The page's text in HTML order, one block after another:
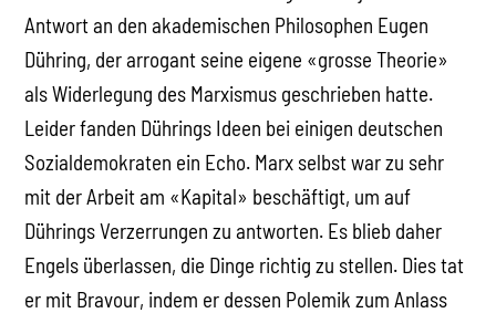
Antwort an den akademischen Philosophen Eugen
Dühring, der arrogant seine eigene «grosse Theorie»
als Widerlegung des Marxismus geschrieben hatte.
Leider fanden Dührings Ideen bei einigen deutschen
Sozialdemokraten ein Echo. Marx selbst war zu sehr
mit der Arbeit am «Kapital» beschäftigt, um auf
Dührings Verzerrungen zu antworten. Es blieb daher
Engels überlassen, die Dinge richtig zu stellen. Dies tat
er mit Bravour, indem er dessen Polemik zum Anlass